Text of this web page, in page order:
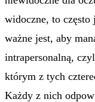
widoczne, to często
ważne jest, aby
intrapersonalną,
którym z tych
Każdy z nich